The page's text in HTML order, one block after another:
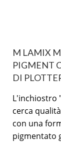
M LAMIX
PIGMENT
DI
L'inchiostro
cerca
con una
pigmentato